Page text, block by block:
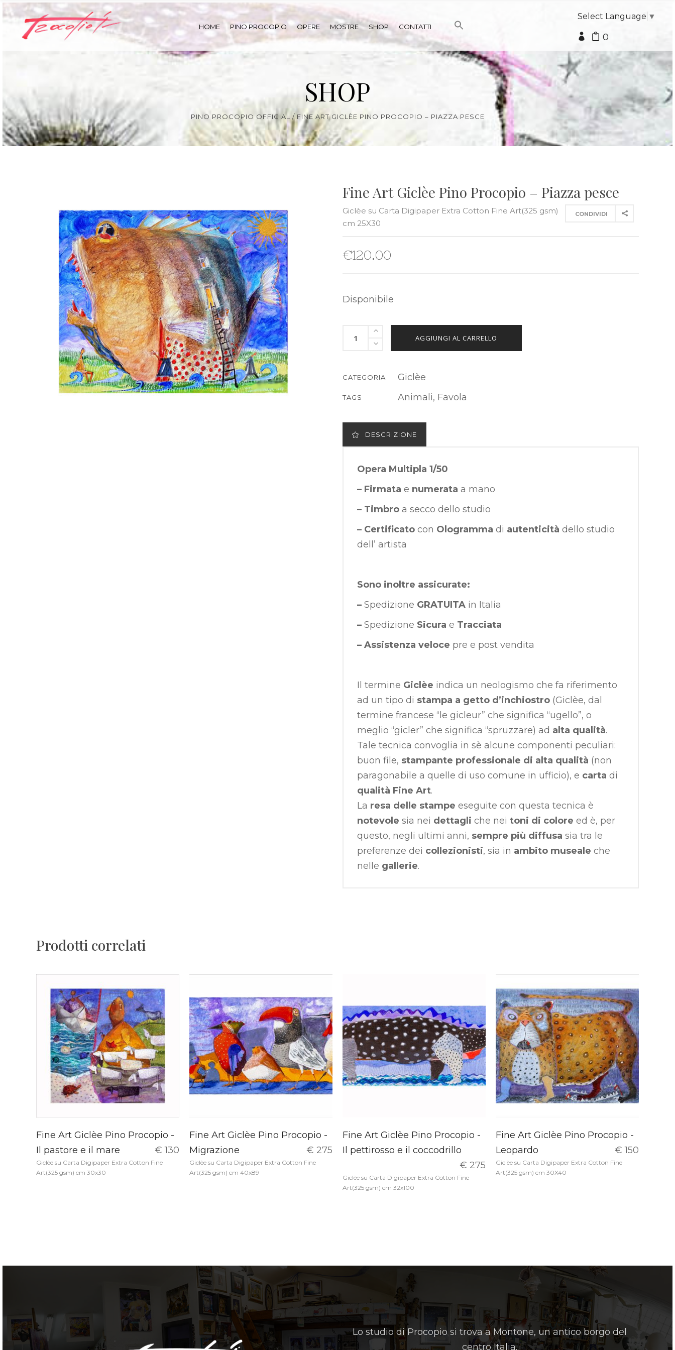
HOME PINO PROCOPIO OPERE MOSTRE SHOP CONTATTI
Select Language ▼
0
SHOP
PINO PROCOPIO OFFICIAL / FINE ART GICLÈE PINO PROCOPIO – PIAZZA PESCE
Fine Art Giclèe Pino Procopio – Piazza pesce
CONDIVIDI
Giclèe su Carta Digipaper Extra Cotton Fine Art(325 gsm)
cm 25X30
€120.00
Disponibile
AGGIUNGI AL CARRELLO
CATEGORIA Giclèe
TAGS Animali, Favola
DESCRIZIONE
Opera Multipla 1/50
– Firmata e numerata a mano
– Timbro a secco dello studio
– Certificato con Ologramma di autenticità dello studio
dell’ artista
Sono inoltre assicurate:
– Spedizione GRATUITA in Italia
– Spedizione Sicura e Tracciata
– Assistenza veloce pre e post vendita
Il termine Giclèe indica un neologismo che fa riferimento
ad un tipo di stampa a getto d’inchiostro (Giclèe, dal
termine francese “le gicleur” che significa “ugello”, o
meglio “gicler” che significa “spruzzare) ad alta qualità.
Tale tecnica convoglia in sè alcune componenti peculiari:
buon file, stampante professionale di alta qualità (non
paragonabile a quelle di uso comune in ufficio), e carta di
qualità Fine Art.
La resa delle stampe eseguite con questa tecnica è
notevole sia nei dettagli che nei toni di colore ed è, per
questo, negli ultimi anni, sempre più diffusa sia tra le
preferenze dei collezionisti, sia in ambito museale che
nelle gallerie.
Prodotti correlati
Fine Art Giclèe Pino Procopio -
Il pastore e il mare
€ 130
Giclèe su Carta Digipaper Extra Cotton Fine
Art(325 gsm) cm 30x30
Fine Art Giclèe Pino Procopio -
Migrazione
€ 275
Giclèe su Carta Digipaper Extra Cotton Fine
Art(325 gsm) cm 40x89
Fine Art Giclèe Pino Procopio -
Il pettirosso e il coccodrillo
€ 275
Giclèe su Carta Digipaper Extra Cotton Fine
Art(325 gsm) cm 32x100
Fine Art Giclèe Pino Procopio -
Leopardo
€ 150
Giclèe su Carta Digipaper Extra Cotton Fine
Art(325 gsm) cm 30X40
Lo studio di Procopio si trova a Montone, un antico borgo del
centro Italia.